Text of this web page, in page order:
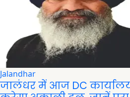
Jalandhar
जालंधर में आज DC कार्यालय